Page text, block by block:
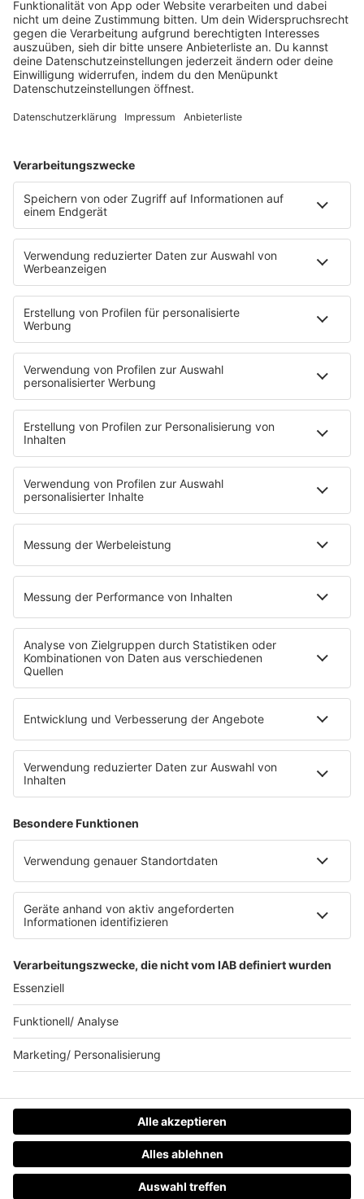
barba radio
Lagerfeuer
Füße hoch
Schmusekatze
Song Contest
Mädelsabend
Ich hasse Sport
Sonntag Morgen
Strandbar
Putzfimmel
Deutschpop
Deutsche Liebeslieder
PODCASTS
Mit den Waffeln einer Frau
Frühstück bei Barbara
Brave & One
NotAufnahme
"Bewerbung und Karriere"
Aber bitte mit Schlager
Erdbeerkäse
Fitness mit M.A.R.K
Glück in Worten
Todesursache
Niemand muss ein Promi sein
PROGRAMM
Mit den Waffeln einer Frau
SERVICE
Empfang
barba radio App
Impressum
Datenschutz Facebook & Instagram
Datenschutzeinstellungen
Clubbedingungen
Werbung schalten
Waffel-Werbepartner
80s80s.de
90s90s.de
Schlagerplanetradio.com
1deutsch.de
WEIHNACHTSMUSIK.FM
© barba radio. Ein Baby von Barbara Schöneberger und
REGIOCAST.